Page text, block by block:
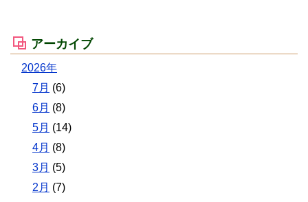
アーカイブ
2026年
7月 (6)
6月 (8)
5月 (14)
4月 (8)
3月 (5)
2月 (7)